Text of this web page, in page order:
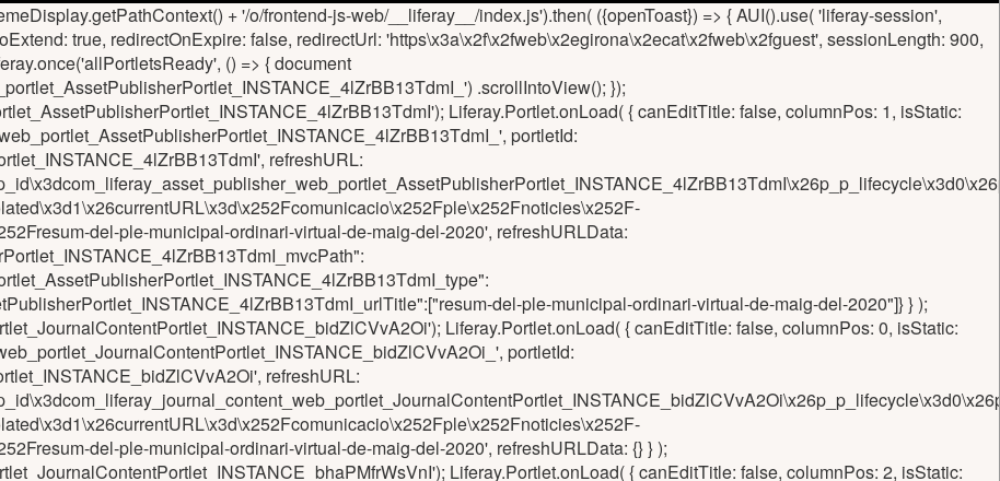
+ '/o/frontend-js-web/__liferay__/index.js').then( ({openToast}) => { AUI().use( 'liferay-session',
true, redirectOnExpire: false, redirectUrl: 'https\x3a\x2f\x2fweb\x2egirona\x2ecat\x2fweb\x2fguest', sessionLength: 900,
() => { document
.scrollIntoView(); });
Liferay.Portlet.onLoad( { canEditTitle: false, columnPos: 1, isStatic:
portletId:
refreshURL:
del-ple-municipal-ordinari-virtual-de-maig-del-2020', refreshURLData:
del-ple-municipal-ordinari-virtual-de-maig-del-2020"]} } );
Liferay.Portlet.onLoad( { canEditTitle: false, columnPos: 0, isStatic:
portletId:
refreshURL:
del-ple-municipal-ordinari-virtual-de-maig-del-2020', refreshURLData: {} } );
Liferay.Portlet.onLoad( { canEditTitle: false, columnPos: 2, isStatic: